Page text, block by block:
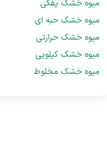
میوه خشک پفکی
میوه خشک حبه ای
میوه خشک حرارتی
میوه خشک کیلویی
میوه خشک مخلوط